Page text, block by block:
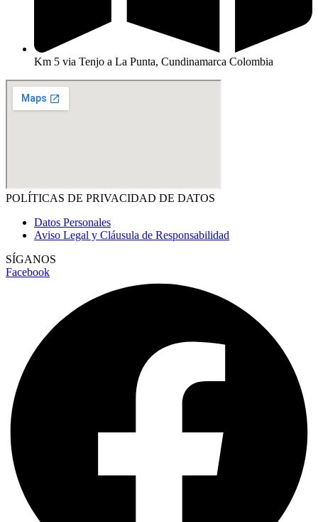
Km 5 via Tenjo a La Punta, Cundinamarca Colombia
POLÍTICAS DE PRIVACIDAD DE DATOS
Datos Personales
Aviso Legal y Cláusula de Responsabilidad
SÍGANOS
Facebook